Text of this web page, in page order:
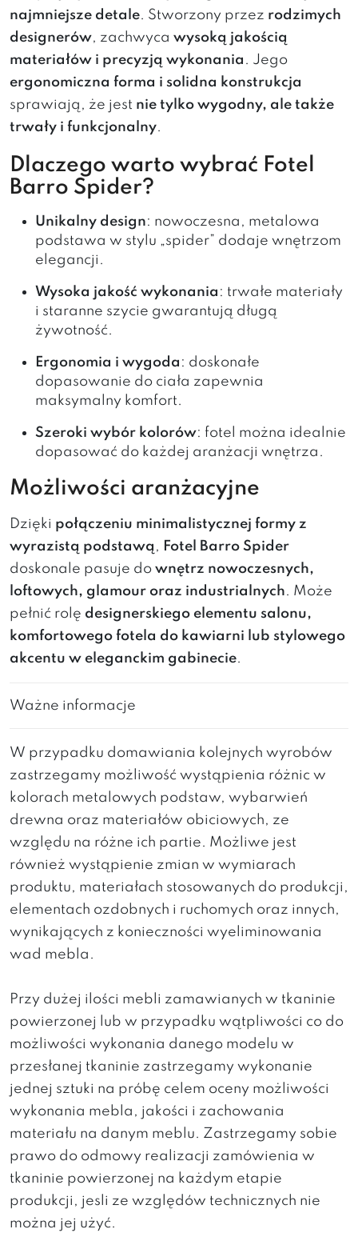
najmniejsze detale. Stworzony przez rodzimych
designerów, zachwyca wysoką jakością
materiałów i precyzją wykonania . Jego
ergonomiczna forma i solidna konstrukcja
sprawiają, że jest nie tylko wygodny, ale także
trwały i funkcjonalny.
Dlaczego warto wybrać Fotel
Barro Spider?
Unikalny design: nowoczesna, metalowa
podstawa w stylu „spider” dodaje wnętrzom
elegancji.
Wysoka jakość wykonania : trwałe materiały
i staranne szycie gwarantują długą
żywotność.
Ergonomia i wygoda : doskonałe
dopasowanie do ciała zapewnia
maksymalny komfort.
Szeroki wybór kolorów: fotel można idealnie
dopasować do każdej aranżacji wnętrza.
Możliwości aranżacyjne
Dzięki połączeniu minimalistycznej formy z
wyrazistą podstawą , Fotel Barro Spider
doskonale pasuje do wnętrz nowoczesnych,
loftowych, glamour oraz industrialnych. Może
pełnić rolę designerskiego elementu salonu,
komfortowego fotela do kawiarni lub stylowego
akcentu w eleganckim gabinecie.
Ważne informacje
W przypadku domawiania kolejnych wyrobów
zastrzegamy możliwość wystąpienia różnic w
kolorach metalowych podstaw, wybarwień
drewna oraz materiałów obiciowych, ze
względu na różne ich partie. Możliwe jest
również wystąpienie zmian w wymiarach
produktu, materiałach stosowanych do produkcji,
elementach ozdobnych i ruchomych oraz innych,
wynikających z konieczności wyeliminowania
wad mebla.
Przy dużej ilości mebli zamawianych w tkaninie
powierzonej lub w przypadku wątpliwości co do
możliwości wykonania danego modelu w
przesłanej tkaninie zastrzegamy wykonanie
jednej sztuki na próbę celem oceny możliwości
wykonania mebla, jakości i zachowania
materiału na danym meblu. Zastrzegamy sobie
prawo do odmowy realizacji zamówienia w
tkaninie powierzonej na każdym etapie
produkcji, jesli ze względów technicznych nie
można jej użyć.